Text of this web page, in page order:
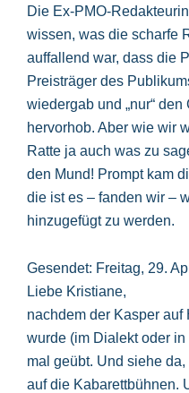
Die Ex-PMO-
wissen, was die scharfe
auffallend war, dass die
Preisträger des
wiedergab und „nur“
hervorhob. Aber wie wir
Ratte ja auch was zu
den Mund! Prompt kam
die ist es – fanden wir –
hinzugefügt zu werden.
Gesendet: Freitag, 29.
Liebe Kristiane,
nachdem der Kasper
wurde (im Dialekt oder
mal geübt. Und siehe
auf die Kabarettbühnen.